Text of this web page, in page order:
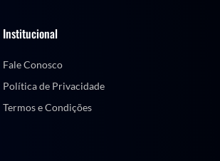
Institucional
Fale Conosco
Política de Privacidade
Termos e Condições